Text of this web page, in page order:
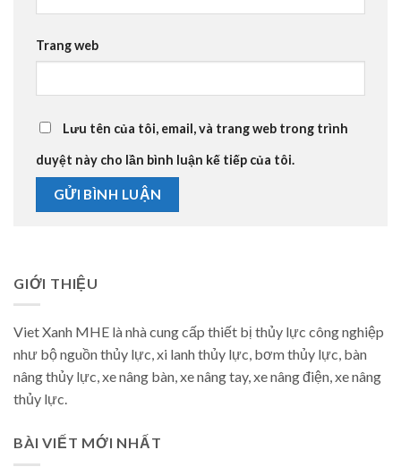
Trang web
Lưu tên của tôi, email, và trang web trong trình
duyệt này cho lần bình luận kế tiếp của tôi.
GIỚI THIỆU
Viet Xanh MHE là nhà cung cấp thiết bị thủy lực công nghiệp
như bộ nguồn thủy lực, xi lanh thủy lực, bơm thủy lực, bàn
nâng thủy lực, xe nâng bàn, xe nâng tay, xe nâng điện, xe nâng
thủy lực.
BÀI VIẾT MỚI NHẤT